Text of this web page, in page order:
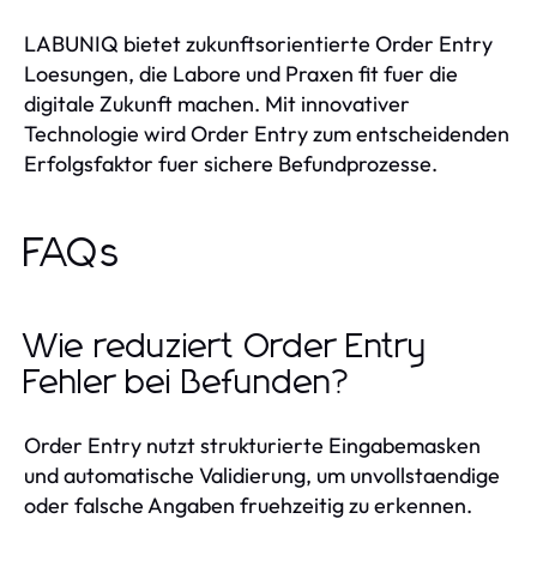
LABUNIQ bietet zukunftsorientierte Order Entry
Loesungen, die Labore und Praxen fit fuer die
digitale Zukunft machen. Mit innovativer
Technologie wird Order Entry zum entscheidenden
Erfolgsfaktor fuer sichere Befundprozesse.
FAQs
Wie reduziert Order Entry
Fehler bei Befunden?
Order Entry nutzt strukturierte Eingabemasken
und automatische Validierung, um unvollstaendige
oder falsche Angaben fruehzeitig zu erkennen.